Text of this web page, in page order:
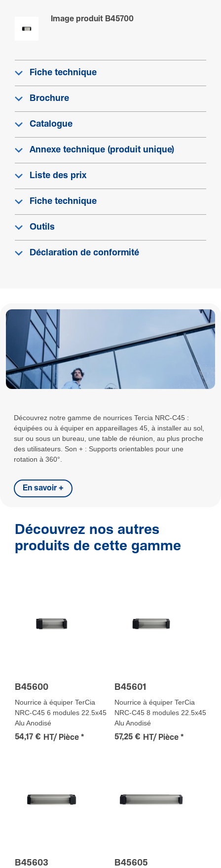
Classe de protection (IP)
Image produit B45700
Fiche technique
Brochure
Catalogue
Annexe technique (produit unique)
Liste des prix
Fiche technique
Outils
Déclaration de conformité
Découvrez notre gamme de nourrices Tercia NRC-C45 :
équipées ou à équiper en appareillages 45, à installer au sol,
sur ou sous un bureau, une table de réunion, au plus proche
des utilisateurs. Son + : Supports orientables pour une
rotation à 360°.
En savoir +
Découvrez nos autres
produits de cette gamme
B45600
Nourrice à équiper TerCia
NRC-C45 6 modules 22.5x45
Alu Anodisé
54,17 € HT/ Pièce *
B45601
Nourrice à équiper TerCia
NRC-C45 8 modules 22.5x45
Alu Anodisé
57,25 € HT/ Pièce *
B45603 B45605